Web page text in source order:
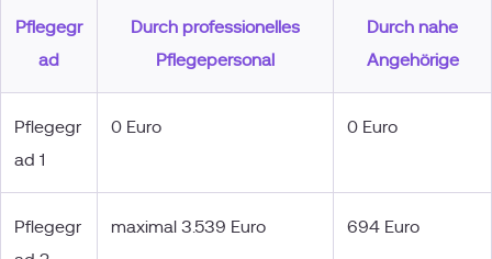
Pflegegr
ad
Durch professionelles
Pflegepersonal
Durch nahe
Angehörige
Pflegegr
ad 1
0 Euro 0 Euro
Pflegegr
maximal 3.539 Euro 694 Euro